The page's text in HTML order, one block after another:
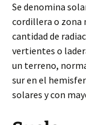
Se denomina
cordillera o zona
cantidad de
vertientes o
un terreno,
sur en el
solares y con